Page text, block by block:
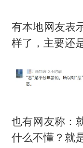
有本地网友表
样了，主要还
也有网友称：
什么不懂？就